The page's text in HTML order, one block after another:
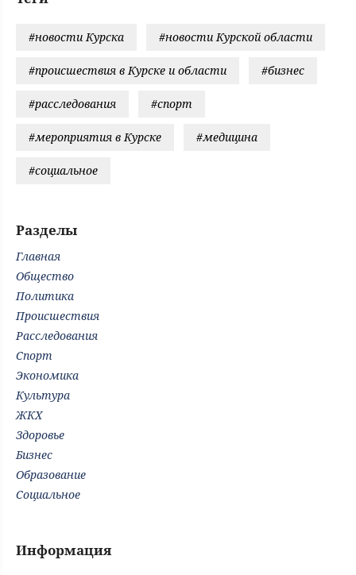
#новости Курска #новости Курской области
#происшествия в Курске и области #бизнес
#расследования #спорт
#мероприятия в Курске #медицина
#социальное
Разделы
Главная
Общество
Политика
Происшествия
Расследования
Спорт
Экономика
Культура
ЖКХ
Здоровье
Бизнес
Образование
Социальное
Информация